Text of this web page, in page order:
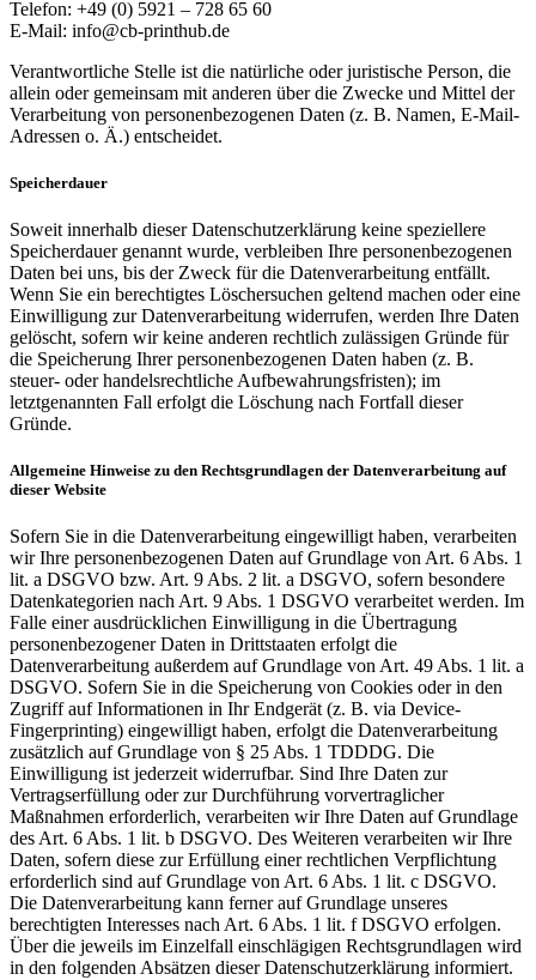
Telefon: +49 (0) 5921 – 728 65 60
E-Mail: info@cb-printhub.de
Verantwortliche Stelle ist die natürliche oder juristische Person, die
allein oder gemeinsam mit anderen über die Zwecke und Mittel der
Verarbeitung von personenbezogenen Daten (z. B. Namen, E-Mail-
Adressen o. Ä.) entscheidet.
Speicherdauer
Soweit innerhalb dieser Datenschutzerklärung keine speziellere
Speicherdauer genannt wurde, verbleiben Ihre personenbezogenen
Daten bei uns, bis der Zweck für die Datenverarbeitung entfällt.
Wenn Sie ein berechtigtes Löschersuchen geltend machen oder eine
Einwilligung zur Datenverarbeitung widerrufen, werden Ihre Daten
gelöscht, sofern wir keine anderen rechtlich zulässigen Gründe für
die Speicherung Ihrer personenbezogenen Daten haben (z. B.
steuer- oder handelsrechtliche Aufbewahrungsfristen); im
letztgenannten Fall erfolgt die Löschung nach Fortfall dieser
Gründe.
Allgemeine Hinweise zu den Rechtsgrundlagen der Datenverarbeitung auf
dieser Website
Sofern Sie in die Datenverarbeitung eingewilligt haben, verarbeiten
wir Ihre personenbezogenen Daten auf Grundlage von Art. 6 Abs. 1
lit. a DSGVO bzw. Art. 9 Abs. 2 lit. a DSGVO, sofern besondere
Datenkategorien nach Art. 9 Abs. 1 DSGVO verarbeitet werden. Im
Falle einer ausdrücklichen Einwilligung in die Übertragung
personenbezogener Daten in Drittstaaten erfolgt die
Datenverarbeitung außerdem auf Grundlage von Art. 49 Abs. 1 lit. a
DSGVO. Sofern Sie in die Speicherung von Cookies oder in den
Zugriff auf Informationen in Ihr Endgerät (z. B. via Device-
Fingerprinting) eingewilligt haben, erfolgt die Datenverarbeitung
zusätzlich auf Grundlage von § 25 Abs. 1 TDDDG. Die
Einwilligung ist jederzeit widerrufbar. Sind Ihre Daten zur
Vertragserfüllung oder zur Durchführung vorvertraglicher
Maßnahmen erforderlich, verarbeiten wir Ihre Daten auf Grundlage
des Art. 6 Abs. 1 lit. b DSGVO. Des Weiteren verarbeiten wir Ihre
Daten, sofern diese zur Erfüllung einer rechtlichen Verpflichtung
erforderlich sind auf Grundlage von Art. 6 Abs. 1 lit. c DSGVO.
Die Datenverarbeitung kann ferner auf Grundlage unseres
berechtigten Interesses nach Art. 6 Abs. 1 lit. f DSGVO erfolgen.
Über die jeweils im Einzelfall einschlägigen Rechtsgrundlagen wird
in den folgenden Absätzen dieser Datenschutzerklärung informiert.